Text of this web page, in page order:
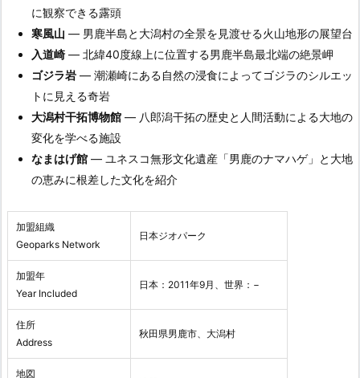
に観察できる露頭
寒風山 — 男鹿半島と大潟村の全景を見渡せる火山地形の展望台
入道崎 — 北緯40度線上に位置する男鹿半島最北端の絶景岬
ゴジラ岩 — 潮瀬崎にある自然の浸食によってゴジラのシルエッ
トに見える奇岩
大潟村干拓博物館 — 八郎潟干拓の歴史と人間活動による大地の
変化を学べる施設
なまはげ館 — ユネスコ無形文化遺産「男鹿のナマハゲ」と大地
の恵みに根差した文化を紹介
加盟組織
Geoparks Network
日本ジオパーク
加盟年
Year Included
日本：2011年9月、世界：−
住所
Address
秋田県男鹿市、大潟村
地図